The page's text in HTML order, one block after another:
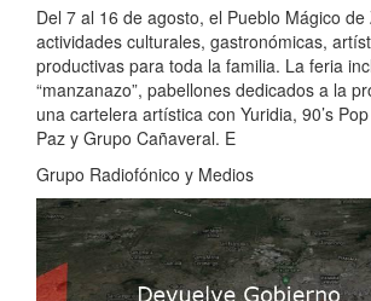
Del 7 al 16 de agosto, el Pueblo Mágico
actividades culturales, gastronómicas,
productivas para toda la familia. La feria
“manzanazo”, pabellones dedicados a la
una cartelera artística con Yuridia, 90’s
Paz y Grupo Cañaveral. E
Grupo Radiofónico y Medios